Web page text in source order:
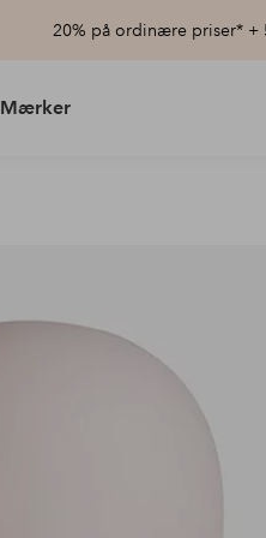
20% på ordinære priser* +
Mærker